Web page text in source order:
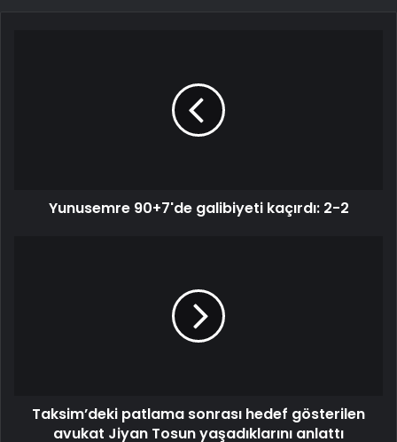
Yunusemre 90+7'de galibiyeti kaçırdı: 2-2
Taksim’deki patlama sonrası hedef gösterilen
avukat Jiyan Tosun yaşadıklarını anlattı